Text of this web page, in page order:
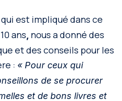
qui est impliqué dans ce
ans, nous a donné des
et des conseils pour les
: « Pour ceux qui
de se procurer
et de bons livres et